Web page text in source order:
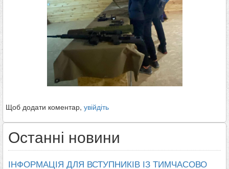
Щоб додати коментар, увійдіть
Останні новини
ІНФОРМАЦІЯ ДЛЯ ВСТУПНИКІВ ІЗ ТИМЧАСОВО